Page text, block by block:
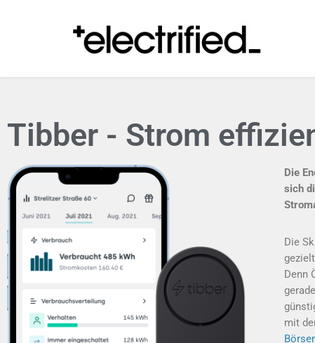
Tibber - Strom
Die
sich
Die
Denn
mit